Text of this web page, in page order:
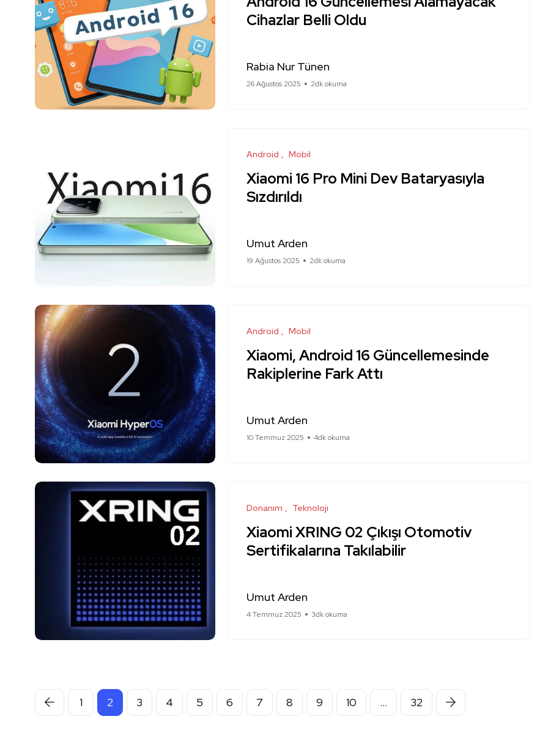
Cihazlar Belli Oldu
Rabia Nur Tünen
26 Ağustos 2025 2dk okuma
Android Mobil
Xiaomi 16 Pro Mini Dev Bataryasıyla
Sızdırıldı
Umut Arden
19 Ağustos 2025 2dk okuma
Android Mobil
Xiaomi, Android 16 Güncellemesinde
Rakiplerine Fark Attı
Umut Arden
10 Temmuz 2025 4dk okuma
Donanım Teknoloji
Xiaomi XRING 02 Çıkışı Otomotiv
Sertifikalarına Takılabilir
Umut Arden
4 Temmuz 2025 3dk okuma
1 2 3 4 5 6 7 8 9 10 … 32